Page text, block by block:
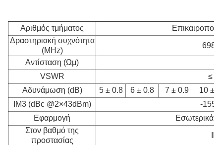
Αριθμός τμήματος
Δραστηριακή συχνότητα
(MHz)
698-
Αντίσταση (Ωμ)
VSWR
≤
Αδυνάμωση (dB)
5 ± 0.8 6 ± 0.8 7 ± 0.9
10 ±
IM3 (dBc @2×43dBm)
-155 /
Εφαρμογή
Εσωτερικά
Στον βαθμό της
προστασίας